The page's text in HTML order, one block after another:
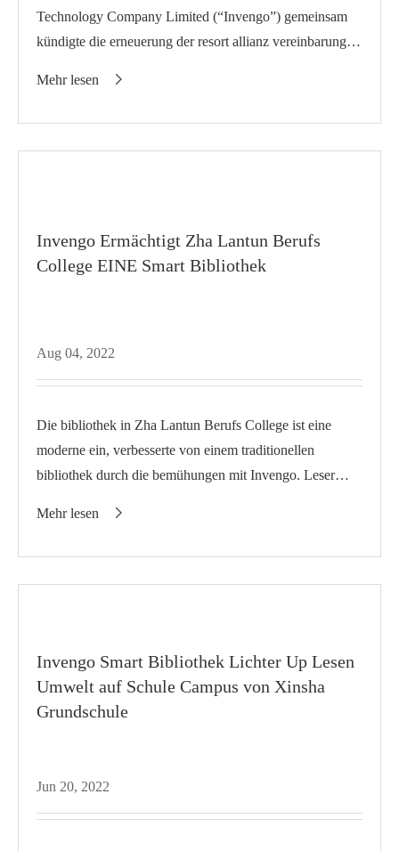
Technology Company Limited (“Invengo”) gemeinsam
kündigte die erneuerung der resort allianz vereinbarung,
Mehr lesen

Invengo Ermächtigt Zha Lantun Berufs
College EINE Smart Bibliothek
Aug 04, 2022
Die bibliothek in Zha Lantun Berufs College ist eine
moderne ein, verbesserte von einem traditionellen
bibliothek durch die bemühungen mit Invengo. Leser
Mehr lesen 
Invengo Smart Bibliothek Lichter Up Lesen
Umwelt auf Schule Campus von Xinsha
Grundschule
Jun 20, 2022